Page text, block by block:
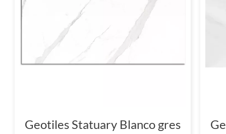
Geotiles Statuary Blanco gres